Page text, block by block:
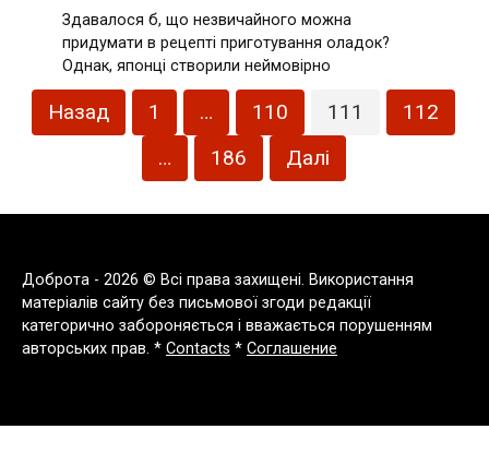
Здавалося б, що незвичайного можна
придумати в рецепті приготування оладок?
Однак, японці створили неймовірно
Пагінація
записів
Назад 1 … 110 111
112
…
186 Далі
Доброта - 2026 © Всі права захищені. Використання
матеріалів сайту без письмової згоди редакції
категорично забороняється і вважається порушенням
авторських прав. * Contacts * Соглашение